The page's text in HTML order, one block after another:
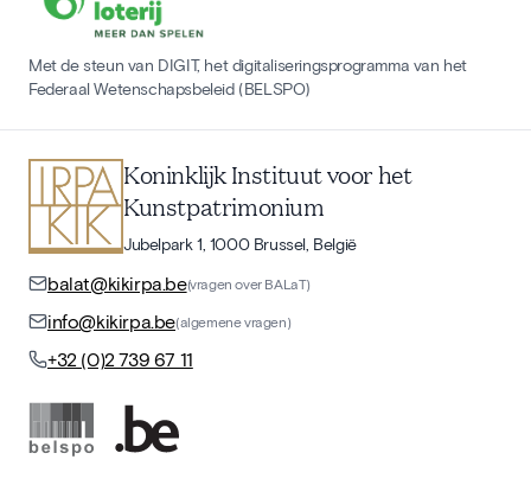
Met de steun van DIGIT, het digitaliseringsprogramma van het
Federaal Wetenschapsbeleid (BELSPO)
Koninklijk Instituut voor het
Kunstpatrimonium
Jubelpark 1, 1000 Brussel, België
balat@kikirpa.be(vragen over BALaT)
info@kikirpa.be(algemene vragen)
+32 (0)2 739 67 11